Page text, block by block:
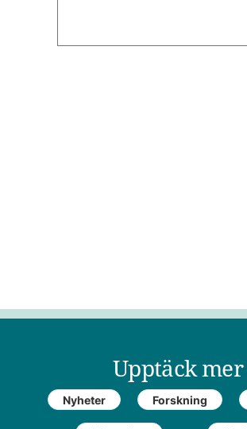
Upptäck mer
Nyheter Forskning